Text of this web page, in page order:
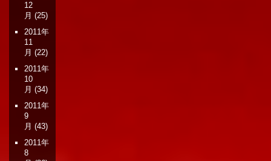
12
月 (25)
2011年
11
月 (22)
2011年
10
月 (34)
2011年
9
月 (43)
2011年
8